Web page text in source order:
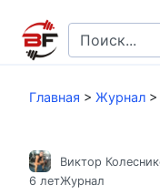
контенту
Search
for:
Главная > Журнал >
Виктор
6 летЖурнал